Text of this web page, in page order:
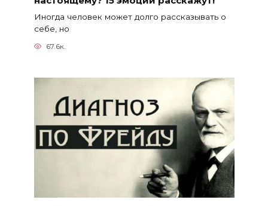
Иногда человек может долго рассказывать о
себе, но
67.6к.